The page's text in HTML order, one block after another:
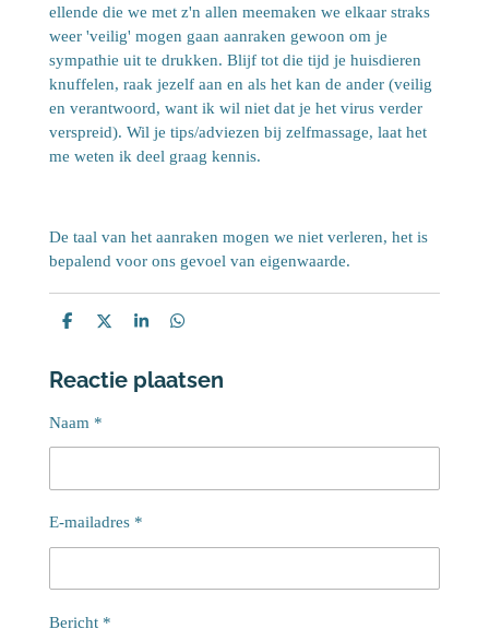
ellende die we met z'n allen meemaken we elkaar straks
weer 'veilig' mogen gaan aanraken gewoon om je
sympathie uit te drukken. Blijf tot die tijd je huisdieren
knuffelen, raak jezelf aan en als het kan de ander (veilig
en verantwoord, want ik wil niet dat je het virus verder
verspreid). Wil je tips/adviezen bij zelfmassage, laat het
me weten ik deel graag kennis.
De taal van het aanraken mogen we niet verleren, het is
bepalend voor ons gevoel van eigenwaarde.
D
e
n
D
l
S
r
e
D
e
n
Reactie plaatsen
Naam *
E-mailadres *
Bericht *